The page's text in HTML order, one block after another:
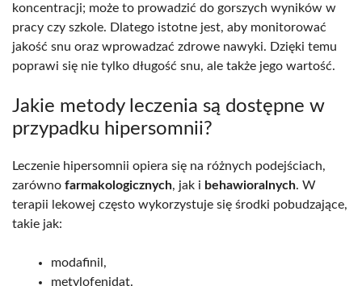
koncentracji; może to prowadzić do gorszych wyników w
pracy czy szkole. Dlatego istotne jest, aby monitorować
jakość snu oraz wprowadzać zdrowe nawyki. Dzięki temu
poprawi się nie tylko długość snu, ale także jego wartość.
Jakie metody leczenia są dostępne w
przypadku hipersomnii?
Leczenie hipersomnii opiera się na różnych podejściach,
zarówno farmakologicznych, jak i behawioralnych. W
terapii lekowej często wykorzystuje się środki pobudzające,
takie jak:
modafinil,
metylofenidat.